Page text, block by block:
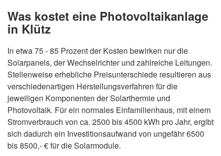
Was kostet eine Photovoltaikanlage
in Klütz
In etwa 75 - 85 Prozent der Kosten bewirken nur die
Solarpanels, der Wechselrichter und zahlreiche Leitungen.
Stellenweise erhebliche Preisunterschiede resultieren aus
verschiedenartigen Herstellungsverfahren für die
jeweiligen Komponenten der Solarthermie und
Photovoltaik. Für ein normales Einfamilienhaus, mit einem
Stromverbrauch von ca. 2500 bis 4500 kWh pro Jahr, ergibt
sich dadurch ein Investitionsaufwand von ungefähr 6500
bis 8500,- € für die Solarmodule.